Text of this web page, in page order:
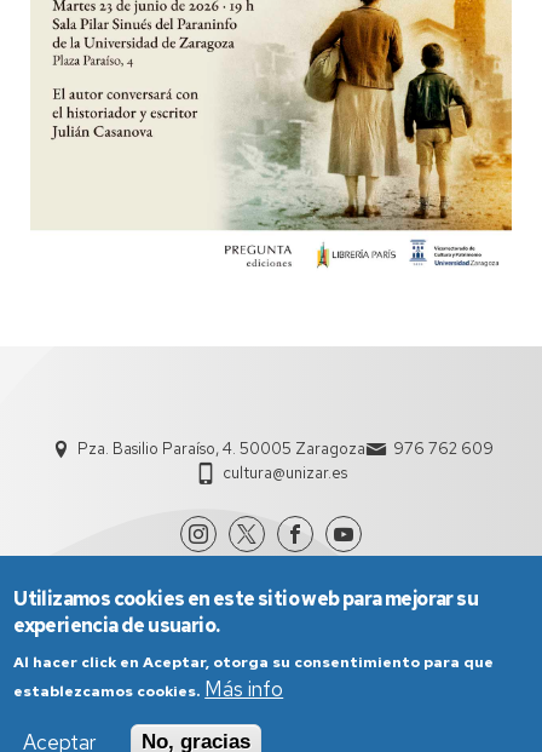
Pza. Basilio Paraíso, 4. 50005 Zaragoza
976 762 609
cultura@unizar.es
Política de Privacidad
Utilizamos cookies en este sitio web para mejorar su
experiencia de usuario.
Al hacer click en Aceptar, otorga su consentimiento para que
establezcamos cookies. Más info
Aceptar
No, gracias